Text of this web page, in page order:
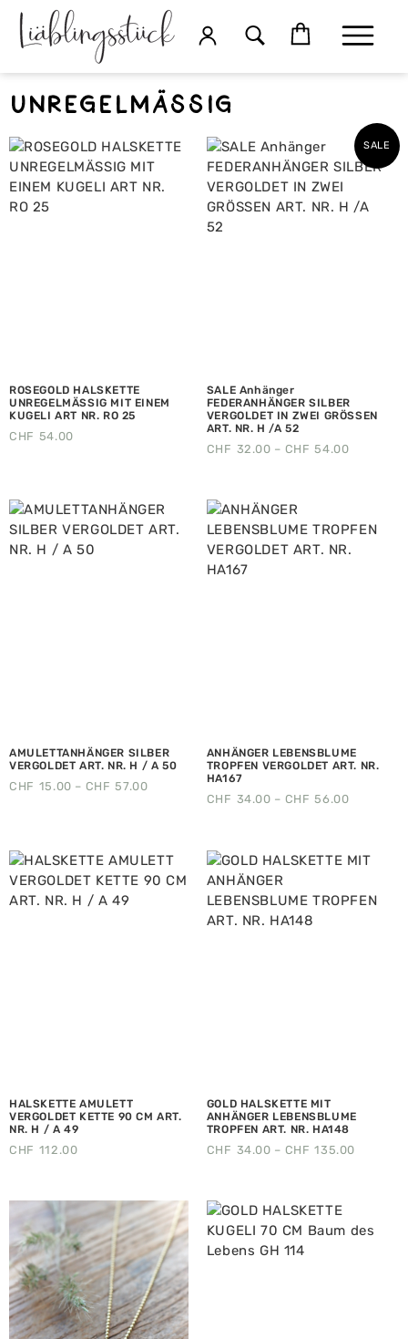
unregelmässig
ROSEGOLD HALSKETTE
UNREGELMÄSSIG MIT EINEM
KUGELI ART NR. RO 25
CHF 54.00
SALE
SALE Anhänger
FEDERANHÄNGER SILBER
VERGOLDET IN ZWEI GRÖSSEN
ART. NR. H /A 52
CHF 32.00 – CHF 54.00
AMULETTANHÄNGER SILBER
VERGOLDET ART. NR. H / A 50
CHF 15.00 – CHF 57.00
ANHÄNGER LEBENSBLUME
TROPFEN VERGOLDET ART. NR.
HA167
CHF 34.00 – CHF 56.00
HALSKETTE AMULETT
VERGOLDET KETTE 90 CM ART.
NR. H / A 49
CHF 112.00
GOLD HALSKETTE MIT
ANHÄNGER LEBENSBLUME
TROPFEN ART. NR. HA148
CHF 34.00 – CHF 135.00